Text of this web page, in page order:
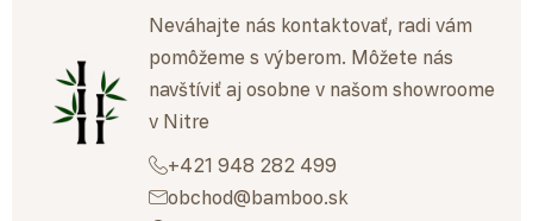
Neváhajte nás kontaktovať, radi vám
pomôžeme s výberom. Môžete nás
navštíviť aj osobne v našom showroome
v Nitre
+421 948 282 499
obchod@bamboo.sk